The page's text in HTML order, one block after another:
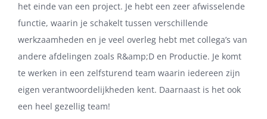
het einde van een project. Je hebt een zeer afwisselende
functie, waarin je schakelt tussen verschillende
werkzaamheden en je veel overleg hebt met collega’s van
andere afdelingen zoals R&amp;D en Productie. Je komt
te werken in een zelfsturend team waarin iedereen zijn
eigen verantwoordelijkheden kent. Daarnaast is het ook
een heel gezellig team!